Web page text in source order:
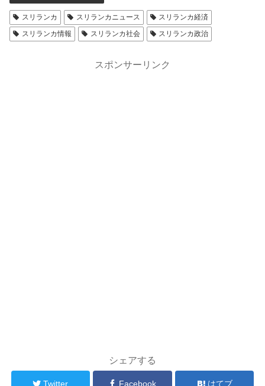
スリランカ スリランカニュース
スリランカ経済
スリランカ情報
スリランカ社会 スリランカ政治
スポンサーリンク
シェアする
Twitter Facebook はてブ